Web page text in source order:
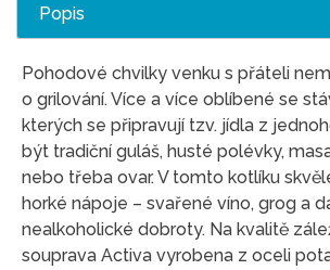
Popis
Pohodové chvilky venku s přáteli
o grilování. Více a více oblíbené se
kterých se připravují tzv. jídla z
být tradiční guláš, husté polévky,
nebo třeba ovar. V tomto kotlíku
horké nápoje – svařené víno, grog a
nealkoholické dobroty. Na kvalitě
souprava Activa vyrobena z oceli